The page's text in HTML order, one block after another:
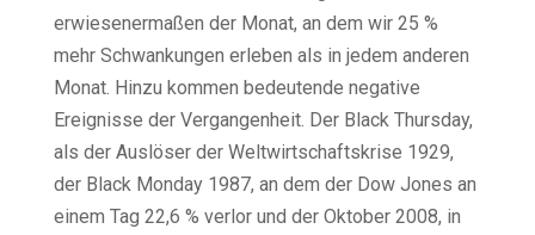
erwiesenermaßen der Monat, an dem wir 25 %
mehr Schwankungen erleben als in jedem anderen
Monat. Hinzu kommen bedeutende negative
Ereignisse der Vergangenheit. Der Black Thursday,
als der Auslöser der Weltwirtschaftskrise 1929,
der Black Monday 1987, an dem der Dow Jones an
einem Tag 22,6 % verlor und der Oktober 2008, in